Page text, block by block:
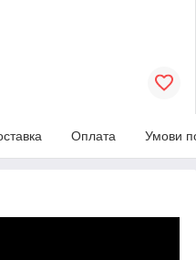
Оплата Умови